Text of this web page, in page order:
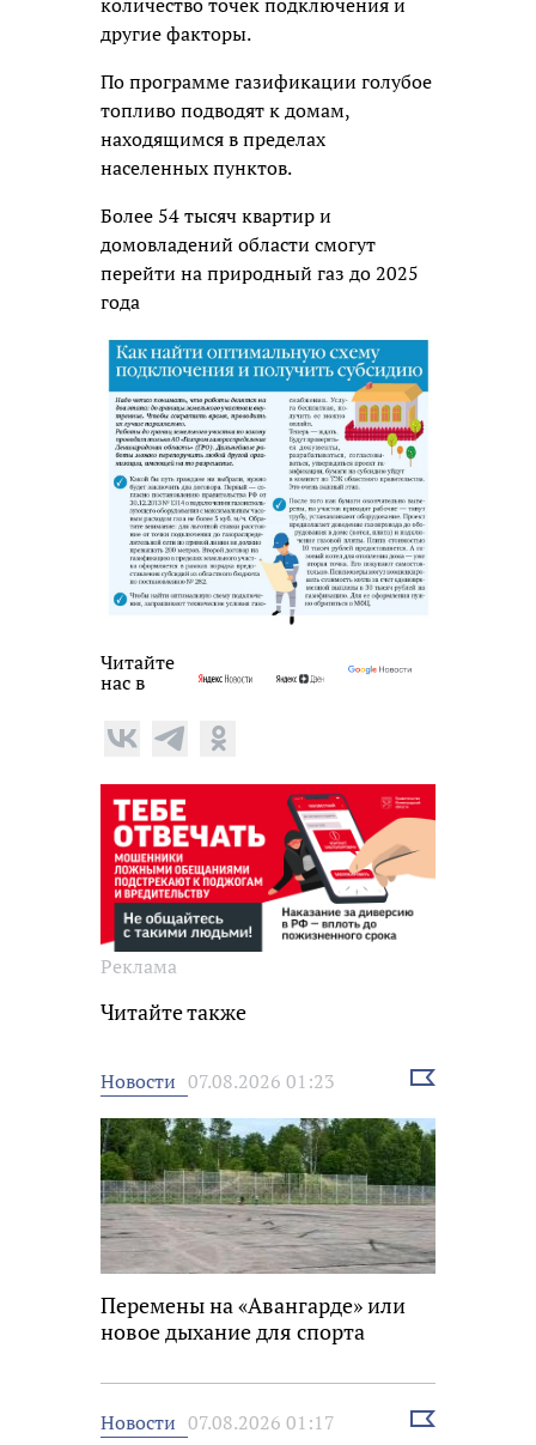
другие факторы.
По программе газификации голубое
топливо подводят к домам,
находящимся в пределах
населенных пунктов.
Более 54 тысяч квартир и
домовладений области смогут
перейти на природный газ до 2025
года
Читайте
нас в
Реклама
Читайте также
Новости 07.08.2026 01:23
Выбрать
Перемены на «Авангарде» или
новое дыхание для спорта
Новости 07.08.2026 01:17
Выбрать